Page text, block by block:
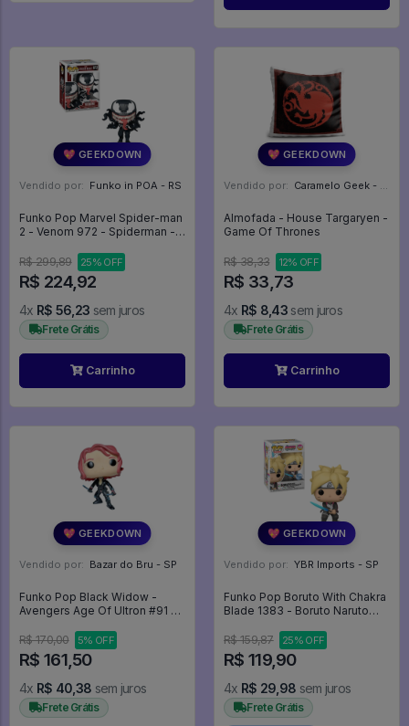
💖 GEEKDOWN
Vendido por: Funko in POA - RS
Funko Pop Marvel Spider-man
2 - Venom 972 - Spiderman -
R$ 299,89
25% OFF
R$ 224,92
4x R$ 56,23 sem juros
Frete Grátis
Carrinho
💖 GEEKDOWN
Vendido por: Caramelo Geek - DF
Almofada - House Targaryen -
Game Of Thrones
R$ 38,33 12% OFF
R$ 33,73
4x R$ 8,43 sem juros
Frete Grátis
Carrinho
💖 GEEKDOWN
Vendido por: Bazar do Bru - SP
Funko Pop Black Widow -
Avengers Age Of Ultron #91 -
R$ 170,00
5% OFF
R$ 161,50
4x R$ 40,38 sem juros
Frete Grátis
💖 GEEKDOWN
Vendido por: YBR Imports - SP
Funko Pop Boruto With Chakra
Blade 1383 - Boruto Naruto
R$ 159,87
25% OFF
R$ 119,90
4x R$ 29,98 sem juros
Frete Grátis